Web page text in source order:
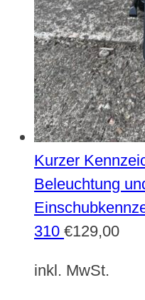
Kurzer
Beleuchtung
310 €129,00
inkl. MwSt.